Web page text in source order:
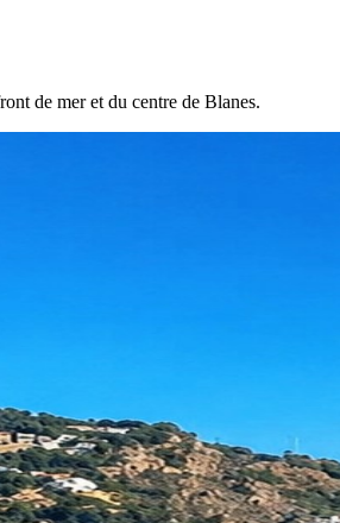
de mer et du centre de Blanes.